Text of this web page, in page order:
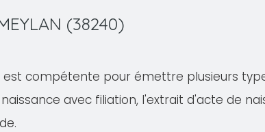
(38240)
est compétente pour émettre plusieurs
avec filiation, l'extrait d'acte de